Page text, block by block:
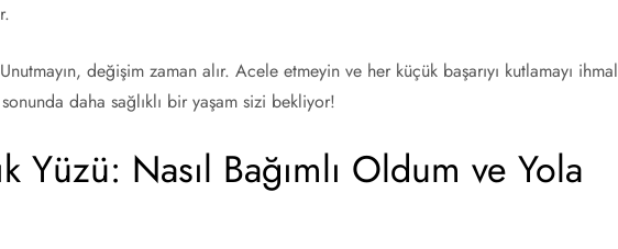
Unutmayın, değişim zaman alır. Acele etmeyin ve her küçük başarıyı kutlamayı ihmal
daha sağlıklı bir yaşam sizi bekliyor!
Yüzü: Nasıl Bağımlı Oldum ve Yola